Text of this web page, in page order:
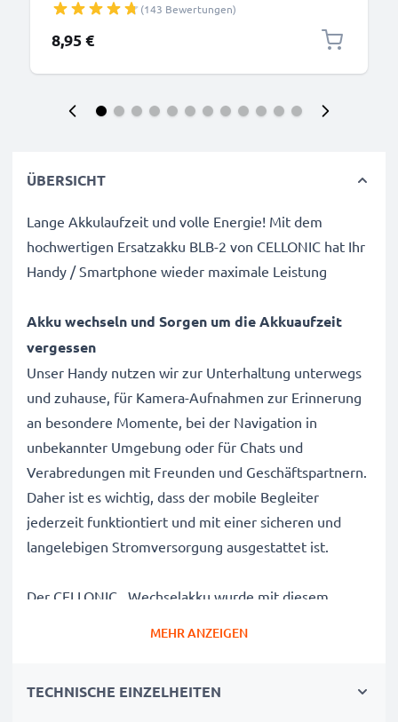
3.5mm Ladegerät 1.4m, Handyladekabel
(143 Bewertungen)
8,95 €
ÜBERSICHT
Lange Akkulaufzeit und volle Energie! Mit dem
hochwertigen Ersatzakku BLB-2 von CELLONIC hat Ihr
Handy / Smartphone wieder maximale Leistung
Akku wechseln und Sorgen um die Akkuaufzeit
vergessen
Unser Handy nutzen wir zur Unterhaltung unterwegs
und zuhause, für Kamera-Aufnahmen zur Erinnerung
an besondere Momente, bei der Navigation in
unbekannter Umgebung oder für Chats und
Verabredungen mit Freunden und Geschäftspartnern.
Daher ist es wichtig, dass der mobile Begleiter
jederzeit funktiontiert und mit einer sicheren und
langelebigen Stromversorgung ausgestattet ist.
Der CELLONIC Wechselakku wurde mit diesem
genug Power für die täglichen, kleinen und großen
MEHR ANZEIGEN
TECHNISCHE EINZELHEITEN